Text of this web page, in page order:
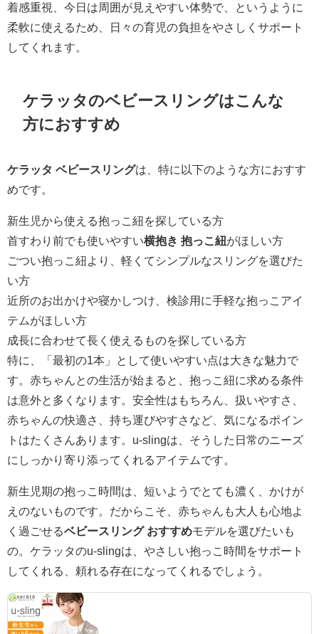
着感重視、今日は周囲が見えやすい体勢で、というように
柔軟に使えるため、日々の育児の負担をやさしくサポート
してくれます。
ケラッタのベビースリングはこんな
方におすすめ
ケラッタ ベビースリングは、特に以下のような方におすす
めです。
新生児から使える抱っこ紐を探している方
首すわり前でも使いやすい横抱き 抱っこ紐がほしい方
ごつい抱っこ紐より、軽くてシンプルなスリングを選びた
い方
近所のお出かけや寝かしつけ、検診用に手軽な抱っこアイ
テムがほしい方
成長に合わせて長く使えるものを探している方
特に、「最初の1本」として使いやすい点は大きな魅力で
す。赤ちゃんとの生活が始まると、抱っこ紐に求める条件
は意外と多くなります。安全性はもちろん、扱いやすさ、
赤ちゃんの快適さ、持ち運びやすさなど、気になるポイン
トはたくさんあります。u-slingは、そうした日常のニーズ
にしっかり寄り添ってくれるアイテムです。
新生児期の抱っこ時間は、短いようでとても濃く、かけが
えのないものです。だからこそ、赤ちゃんも大人も心地よ
く過ごせるベビースリング おすすめモデルを選びたいも
の。ケラッタのu-slingは、やさしい抱っこ時間をサポート
してくれる、頼れる存在になってくれるでしょう。